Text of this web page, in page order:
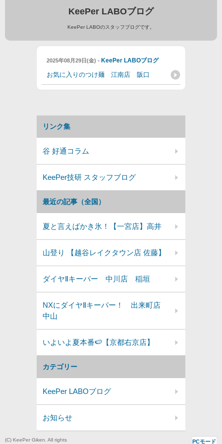
KeePer LABOブログ
KeePer LABOのスタッフブログです。
2025年08月29日(金) - KeePer LABOブログ
お気に入りのつけ麺 江南店 阪口
カテゴリー
KeePer LABOブログ
お知らせ
最近の記事（全国）
夏と言えばかき氷！【一宮店】高井
山登り 【越谷レイクタウン店 佐藤】
ダイヤⅡキーパー 中川店 稲垣
NXにダイヤⅡキーパー！ 出来町店
中山
いよいよ夏本番🍉【京都右京店】
リンク集
谷 好通コラム
KeePer技研 スタッフブログ
(C) KeePer Giken. All rights PCモード